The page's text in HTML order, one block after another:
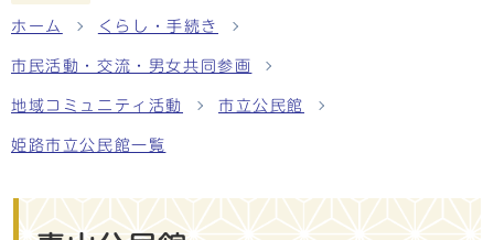
ホーム くらし・手続き
市民活動・交流・男女共同参画
地域コミュニティ活動 市立公民館
姫路市立公民館一覧